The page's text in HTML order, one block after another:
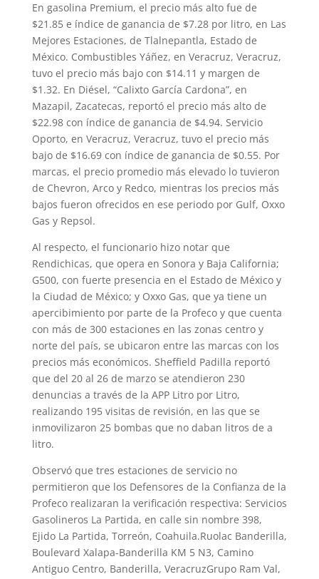
En gasolina Premium, el precio más alto fue de
$21.85 e índice de ganancia de $7.28 por litro, en Las
Mejores Estaciones, de Tlalnepantla, Estado de
México. Combustibles Yáñez, en Veracruz, Veracruz,
tuvo el precio más bajo con $14.11 y margen de
$1.32. En Diésel, “Calixto García Cardona”, en
Mazapil, Zacatecas, reportó el precio más alto de
$22.98 con índice de ganancia de $4.94. Servicio
Oporto, en Veracruz, Veracruz, tuvo el precio más
bajo de $16.69 con índice de ganancia de $0.55. Por
marcas, el precio promedio más elevado lo tuvieron
de Chevron, Arco y Redco, mientras los precios más
bajos fueron ofrecidos en ese periodo por Gulf, Oxxo
Gas y Repsol.
Al respecto, el funcionario hizo notar que
Rendichicas, que opera en Sonora y Baja California;
G500, con fuerte presencia en el Estado de México y
la Ciudad de México; y Oxxo Gas, que ya tiene un
apercibimiento por parte de la Profeco y que cuenta
con más de 300 estaciones en las zonas centro y
norte del país, se ubicaron entre las marcas con los
precios más económicos. Sheffield Padilla reportó
que del 20 al 26 de marzo se atendieron 230
denuncias a través de la APP Litro por Litro,
realizando 195 visitas de revisión, en las que se
inmovilizaron 25 bombas que no daban litros de a
litro.
Observó que tres estaciones de servicio no
permitieron que los Defensores de la Confianza de la
Profeco realizaran la verificación respectiva: Servicios
Gasolineros La Partida, en calle sin nombre 398,
Ejido La Partida, Torreón, Coahuila.Ruolac Banderilla,
Boulevard Xalapa-Banderilla KM 5 N3, Camino
Antiguo Centro, Banderilla, VeracruzGrupo Ram Val,